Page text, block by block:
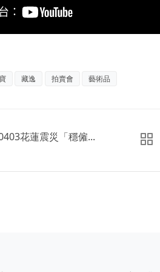
藏逸 拍賣會 藝術品
花蓮震災「穩僱...